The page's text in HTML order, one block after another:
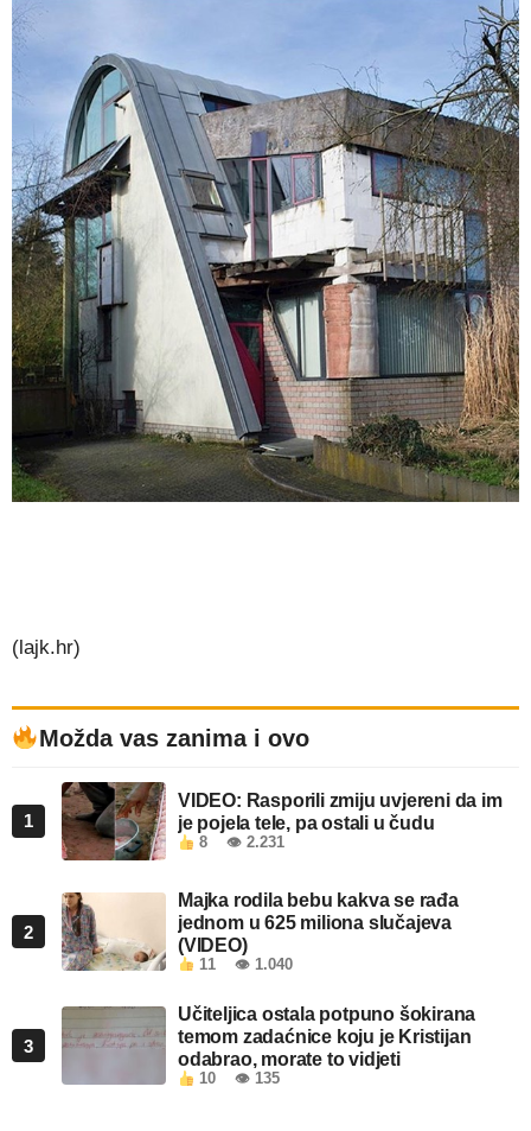
(lajk.hr)
Možda vas zanima i ovo
1
VIDEO: Rasporili zmiju uvjereni da im
je pojela tele, pa ostali u čudu
8 👁 2.231
2
Majka rodila bebu kakva se rađa
jednom u 625 miliona slučajeva
(VIDEO)
11 👁 1.040
3
Učiteljica ostala potpuno šokirana
temom zadaćnice koju je Kristijan
odabrao, morate to vidjeti
10 👁 135